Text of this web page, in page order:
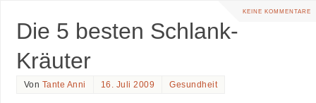
KEINE KOMMENTARE
Die 5 besten Schlank-
Kräuter
Von Tante Anni 16. Juli 2009 Gesundheit